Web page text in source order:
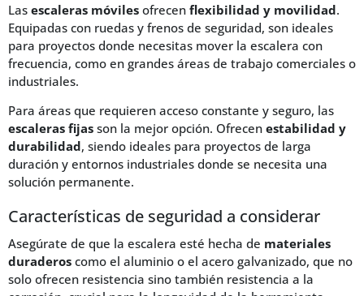
Las escaleras móviles ofrecen flexibilidad y movilidad.
Equipadas con ruedas y frenos de seguridad, son ideales
para proyectos donde necesitas mover la escalera con
frecuencia, como en grandes áreas de trabajo comerciales o
industriales.
Para áreas que requieren acceso constante y seguro, las
escaleras fijas son la mejor opción. Ofrecen estabilidad y
durabilidad, siendo ideales para proyectos de larga
duración y entornos industriales donde se necesita una
solución permanente.
Características de seguridad a considerar
Asegúrate de que la escalera esté hecha de materiales
duraderos como el aluminio o el acero galvanizado, que no
solo ofrecen resistencia sino también resistencia a la